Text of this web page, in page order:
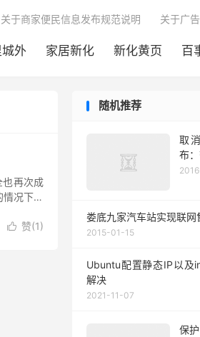
外 家居新化 新化黄页 百
关于商家便民信息发布规范说明 关于广
也再次成
况下选
 赞(1)
随机推荐
取
布
娄底九家汽车站实现联网
2015-01-15
Ubuntu配置静态IP以及
解决
2021-11-07
保